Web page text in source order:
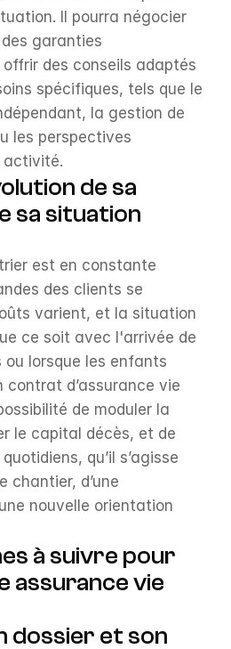
Il pourra négocier
garanties
des conseils adaptés
spécifiques, tels que le
la gestion de
les perspectives
activité.
de sa
sa situation
est en constante
des clients se
varient, et la situation
ce soit avec l'arrivée de
ou lorsque les enfants
contrat d’assurance vie
de moduler la
le capital décès, et de
qu’il s’agisse
chantier, d’une
nouvelle orientation
à suivre pour
assurance vie
dossier et son